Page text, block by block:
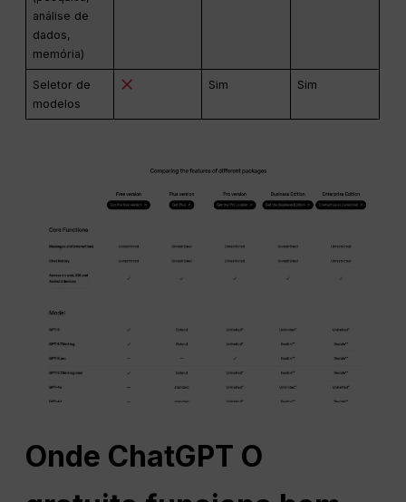
análise de
dados,
memória)
Seletor de
modelos
Sim Sim
Onde ChatGPT O